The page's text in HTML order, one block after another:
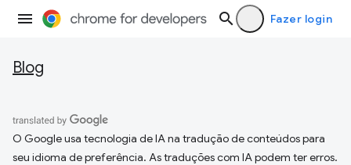
Fazer login
Blog
O Google usa tecnologia de IA na tradução de conteúdos para
seu idioma de preferência. As traduções com IA podem ter erros.